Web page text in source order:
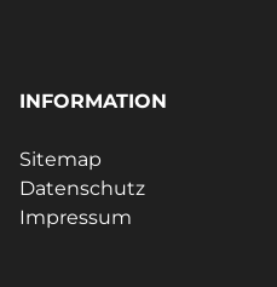
INFORMATION
Sitemap
Datenschutz
Impressum